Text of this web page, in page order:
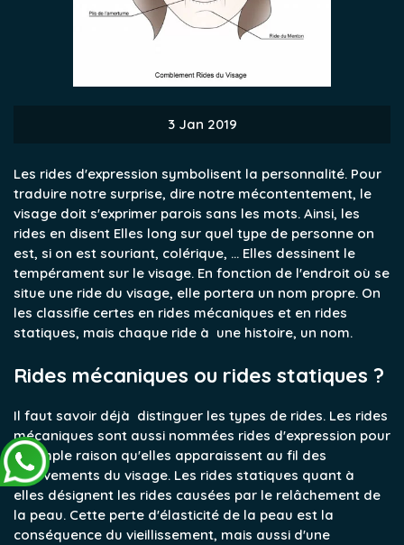
3 Jan 2019
Les rides d'expression symbolisent la personnalité. Pour
traduire notre surprise, dire notre mécontentement, le
visage doit s'exprimer parois sans les mots. Ainsi, les
rides en disent Elles long sur quel type de personne on
est, si on est souriant, colérique, ... Elles dessinent le
tempérament sur le visage. En fonction de l'endroit où se
situe une ride du visage, elle portera un nom propre. On
les classifie certes en rides mécaniques et en rides
statiques, mais chaque ride à une histoire, un nom.
Rides mécaniques ou rides statiques ?
Il faut savoir déjà distinguer les types de rides. Les rides
mécaniques sont aussi nommées rides d'expression pour
la simple raison qu'elles apparaissent au fil des
mouvements du visage. Les rides statiques quant à
elles désignent les rides causées par le relâchement de
la peau. Cette perte d'élasticité de la peau est la
conséquence du vieillissement, mais aussi d'une